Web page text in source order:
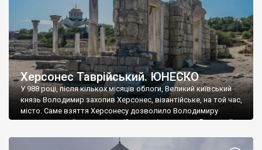
Херсонес Таврійський. ЮНЕСКО
У 988 році, після кількох місяців облоги, Великий київський
князь Володимир захопив Херсонес, візантійське, на той час,
місто. Саме взяття Херсонесу дозволило Володимиру
диктувати свої умови візантійському імператору Василю ІІ, та
Херсонесі Володимир-язичник, став Василем-християнином.